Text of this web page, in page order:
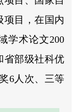
项目，在国内
学术论文200
省部级社科优
6人次、三等